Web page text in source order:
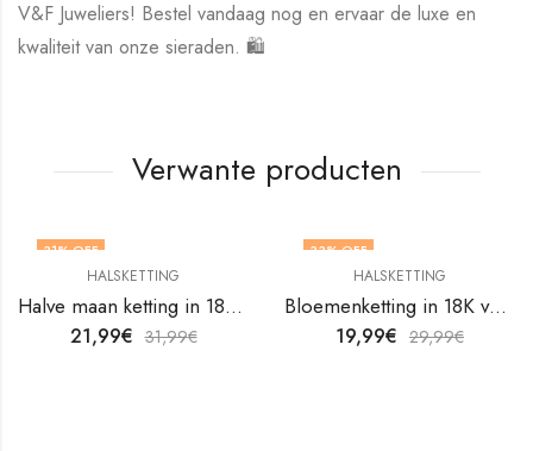
V&F Juweliers! Bestel vandaag nog en ervaar de luxe en
kwaliteit van onze sieraden. 🛍️
Verwante producten
31% OFF
HALSKETTING
Halve maan ketting in 18K verguld roestvrij staal van V&F Juweliers
21,99€ 31,99€
33% OFF
HALSKETTING
Bloemenketting in 18K verguld roestvrij staal van V&F Juweliers
19,99€ 29,99€